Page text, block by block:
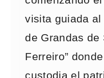
visita guiada
de Grandas de
Ferreiro”
custodia el